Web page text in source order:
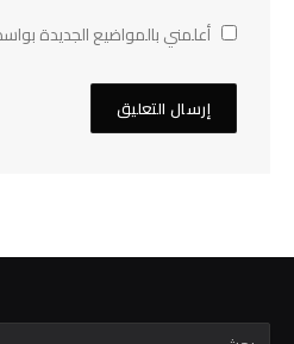
أعلمني بالمواضيع الجديدة